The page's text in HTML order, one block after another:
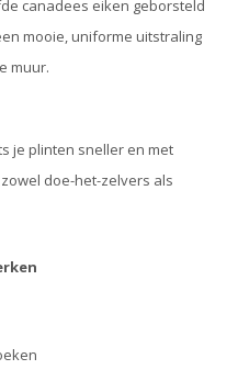
canadees eiken geborsteld
mooie, uniforme uitstraling
muur.
je plinten sneller en met
doe-het-zelvers als